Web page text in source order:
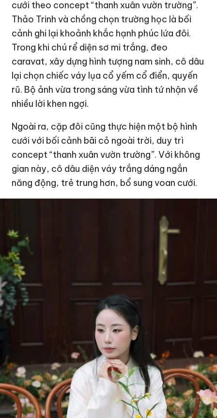
cưới theo concept “thanh xuân vườn trường”.
Thảo Trinh và chồng chọn trường học là bối
cảnh ghi lại khoảnh khắc hạnh phúc lứa đôi.
Trong khi chú rể diện sơ mi trắng, đeo
caravat, xây dựng hình tượng nam sinh, cô dâu
lại chọn chiếc váy lụa cổ yếm cổ điển, quyến
rũ. Bộ ảnh vừa trong sáng vừa tình tứ nhận về
nhiều lời khen ngợi.
Ngoài ra, cặp đôi cũng thực hiện một bộ hình
cưới với bối cảnh bãi cỏ ngoài trời, duy trì
concept “thanh xuân vườn trường”. Với không
gian này, cô dâu diện váy trắng dáng ngắn
năng động, trẻ trung hơn, bổ sung voan cưới.